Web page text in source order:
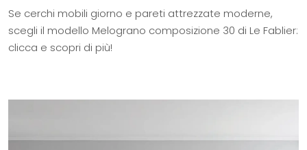
Se cerchi mobili giorno e pareti attrezzate moderne,
scegli il modello Melograno composizione 30 di Le Fablier:
clicca e scopri di più!